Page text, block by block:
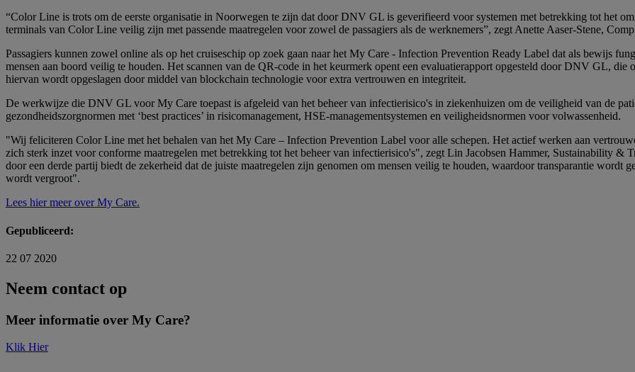
“Color Line is trots om de eerste organisatie in Noorwegen te zijn dat door DNV GL is geverifieerd voor systemen met betrekking tot het
terminals van Color Line veilig zijn met passende maatregelen voor zowel de passagiers als de werknemers”, zegt Anette Aaser-Stene,
Passagiers kunnen zowel online als op het cruiseschip op zoek gaan naar het My Care - Infection Prevention Ready Label dat als bewijs
mensen aan boord veilig te houden. Het scannen van de QR-code in het keurmerk opent een evaluatierapport opgesteld door DNV GL, die
hiervan wordt opgeslagen door middel van blockchain technologie voor extra vertrouwen en integriteit.
De werkwijze die DNV GL voor My Care toepast is afgeleid van het beheer van infectierisico's in ziekenhuizen om de veiligheid van de
gezondheidszorgnormen met ‘best practices’ in risicomanagement, HSE-managementsystemen en veiligheidsnormen voor volwassenheid.
"Wij feliciteren Color Line met het behalen van het My Care – Infection Prevention Label voor alle schepen. Het actief werken aan
zich sterk inzet voor conforme maatregelen met betrekking tot het beheer van infectierisico's", zegt Lin Jacobsen Hammer, Sustainability
door een derde partij biedt de zekerheid dat de juiste maatregelen zijn genomen om mensen veilig te houden, waardoor transparantie wordt
wordt vergroot".
Lees hier meer over My Care.
Gepubliceerd:
22 07 2020
Neem contact op
Meer informatie over My Care?
Klik Hier